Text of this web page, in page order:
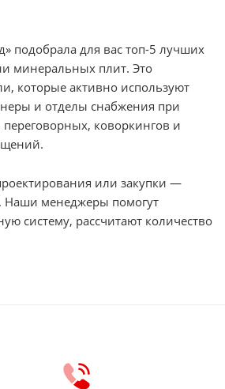
подобрала для вас топ-5 лучших
минеральных плит. Это
которые активно используют
и отделы снабжения при
коворкингов и
или закупки —
Наши менеджеры помогут
систему, рассчитают количество